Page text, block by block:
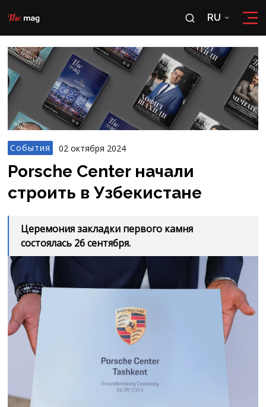
RU
RU
OʻZ
События 02 октября 2024
Porsche Center начали
строить в Узбекистане
Церемония закладки первого камня
состоялась 26 сентября.